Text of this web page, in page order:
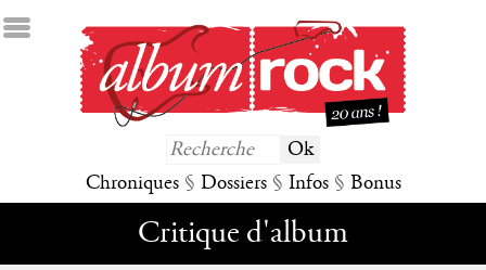
Chroniques § Dossiers § Infos § Bonus
Critique d'album